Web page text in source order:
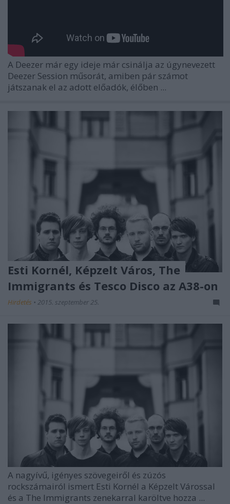
A Deezer már egy ideje már csinálja az úgynevezett
Deezer Session műsorát, amiben pár számot
játszanak el az adott előadók, élőben ...
Esti Kornél, Képzelt Város, The
Immigrants és Tesco Disco az A38-on
Hirdetés • 2015. szeptember 25.
A nagyívű, igényes szövegeiről és zúzós
rockszámairól ismert Esti Kornél a Képzelt Várossal
és a The Immigrants zenekarral karöltve hozza ...